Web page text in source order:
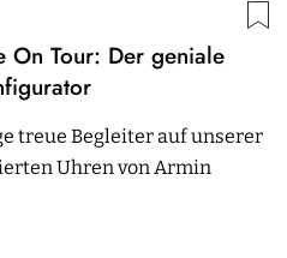
On Tour: Der geniale
treue Begleiter auf unserer
Uhren von Armin